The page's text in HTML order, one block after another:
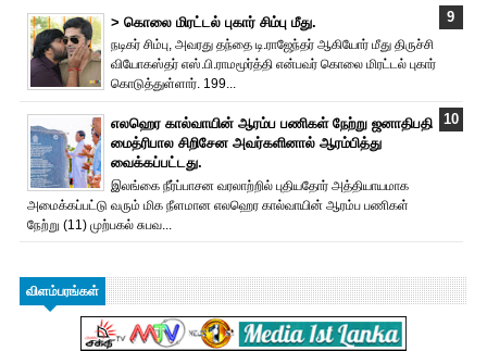
> கொலை மிரட்டல் புகார் சிம்பு மீது.
நடிகர் சிம்பு, அவரது தந்தை டி.ராஜேந்தர் ஆகியோர் மீது திருச்சி
வியோகஸ்தர் எஸ்.பி.ராமமூர்த்தி என்பவர் கொலை மிரட்டல் புகார்
கொடுத்துள்ளார். 199...
எலஹெர கால்வாயின் ஆரம்ப பணிகள் நேற்று ஜனாதிபதி
மைத்ரிபால சிறிசேன அவர்களினால் ஆரம்பித்து
வைக்கப்பட்டது.
இலங்கை நீர்ப்பாசன வரலாற்றில் புதியதோர் அத்தியாயமாக
அமைக்கப்பட்டு வரும் மிக நீளமான எலஹெர கால்வாயின் ஆரம்ப பணிகள்
நேற்று (11) முற்பகல் சுபவ...
விளம்பரங்கள்